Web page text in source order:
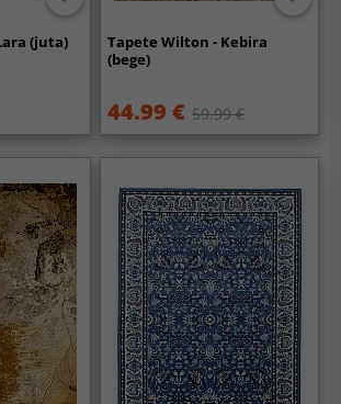
(juta)
Tapete Wilton - Kebira
(bege)
44.99 € 59.99 €